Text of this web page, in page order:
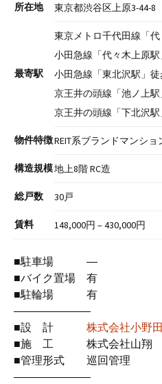
所在地 東京都渋谷区上原3-44-8
最寄駅
東京メトロ千代田線「
小田急線「代々木上原
小田急線「東北沢駅」徒
京王井の頭線「池ノ上
京王井の頭線「下北沢
物件特徴REIT系ブランドマンシ
構造規模地上8階 RC造
総戸数 30戸
賃料 148,000円 – 430,000円
■駐車場 ―
■バイク置場 有
■駐輪場 有
―――――――
■設 計 株式会社小野
■施 工 株式会社山翔
■管理形式 巡回管理
―――――――